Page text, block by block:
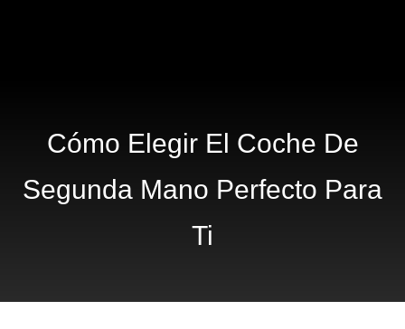
Cómo Elegir El Coche De
Segunda Mano Perfecto Para
Ti